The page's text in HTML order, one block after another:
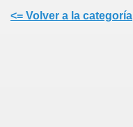
<= Volver a la categoría